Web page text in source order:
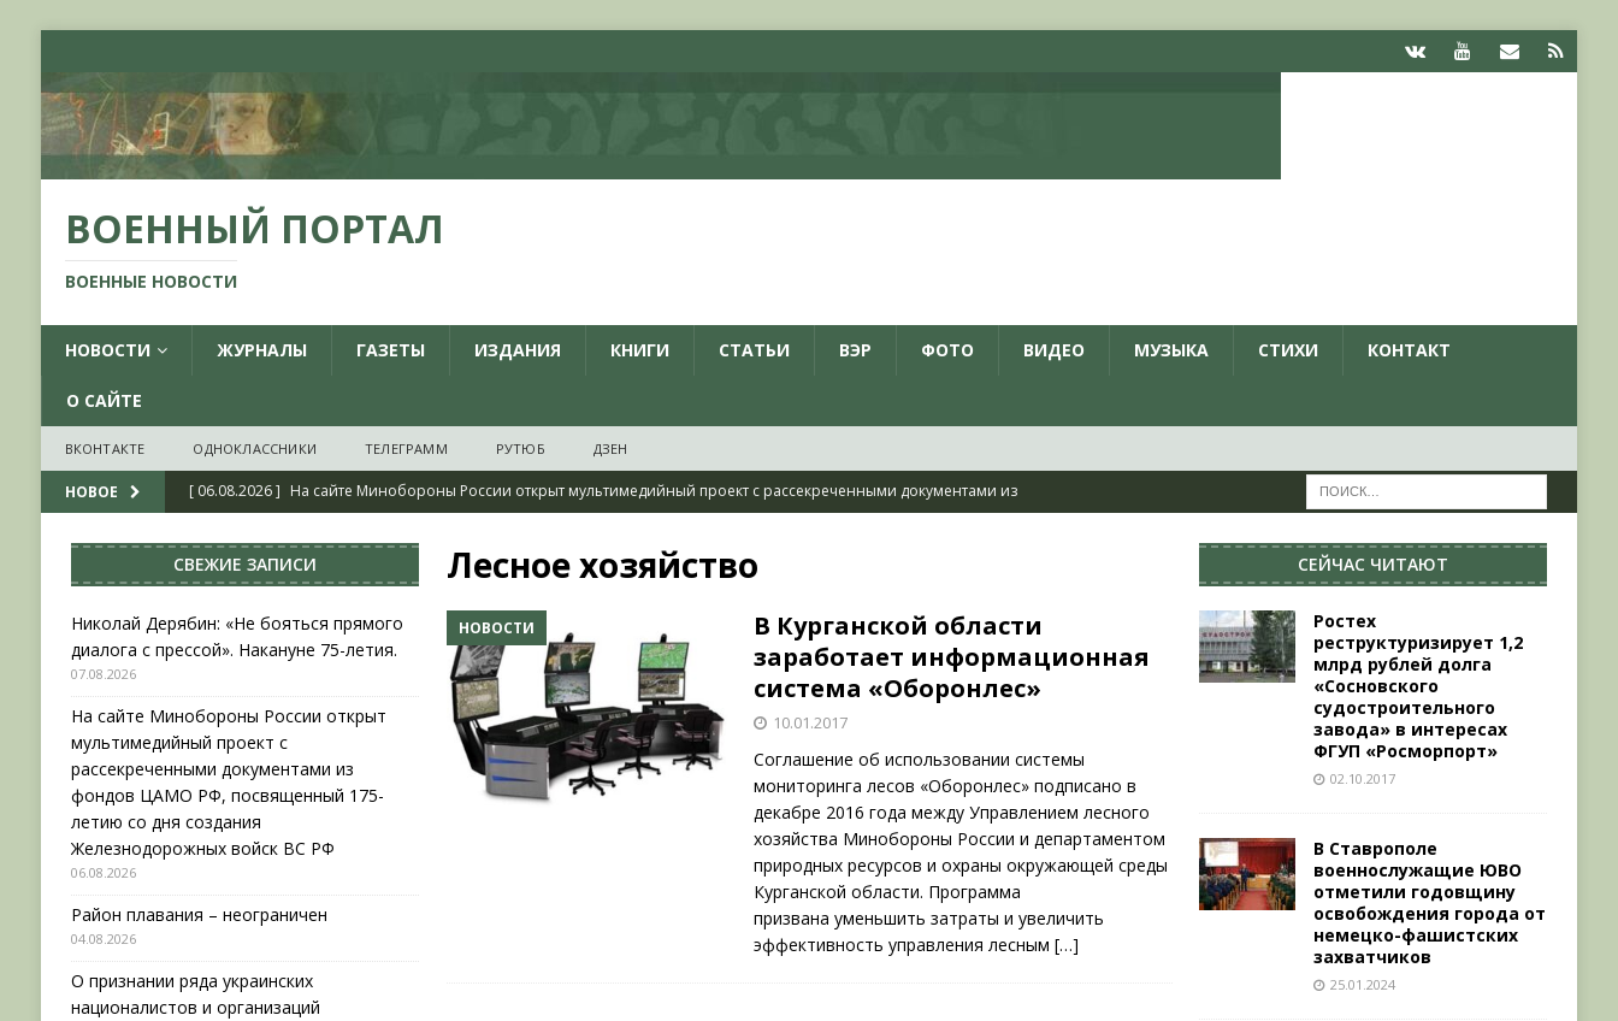
ВОЕННЫЙ ПОРТАЛ
ВОЕННЫЕ НОВОСТИ
НОВОСТИ ЖУРНАЛЫ ГАЗЕТЫ ИЗДАНИЯ КНИГИ СТАТЬИ ВЭР ФОТО ВИДЕО МУЗЫКА СТИХИ КОНТАКТ
О САЙТЕ
ВКОНТАКТЕ ОДНОКЛАССНИКИ ТЕЛЕГРАММ РУТЮБ ДЗЕН
НОВОЕ [ 06.08.2026 ] На сайте Минобороны России открыт мультимедийный проект с рассекреченными документами из
[ 04.08.2026 ] Район плавания – неограничен
КРАСНАЯ ЗВЕЗДА
[ 04.08.2026 ]
О признании ряда украинских националистов и организаций пособниками нацистской Германии
НОВОСТИ
[ 31.07.2026 ] АВГУСТ В ВОЕННОЙ ИСТОРИИ (2026)
ВОЕННО-ИСТОРИЧЕСКИЙ ЖУРНАЛ
[ 07.08.2026 ]
Николай Дерябин: «Не бояться прямого диалога с прессой». Накануне 75-летия.
Лесное хозяйство
НОВОСТИ
В Курганской области
заработает информационная
система «Оборонлес»
10.01.2017
Соглашение об использовании системы
мониторинга лесов «Оборонлес» подписано в
декабре 2016 года между Управлением лесного
хозяйства Минобороны России и департаментом
природных ресурсов и охраны окружающей среды
Курганской области. Программа
призвана уменьшить затраты и увеличить
эффективность управления лесным[…]
СВЕЖИЕ ЗАПИСИ
Николай Дерябин: «Не бояться прямого
диалога с прессой». Накануне 75-летия.
07.08.2026
На сайте Минобороны России открыт
мультимедийный проект с
рассекреченными документами из
фондов ЦАМО РФ, посвященный 175-
летию со дня создания
Железнодорожных войск ВС РФ
06.08.2026
Район плавания – неограничен
04.08.2026
О признании ряда украинских
националистов и организаций
СЕЙЧАС ЧИТАЮТ
Ростех
реструктуризирует 1,2
млрд рублей долга
«Сосновского
судостроительного
завода» в интересах
ФГУП «Росморпорт»
02.10.2017
В Ставрополе
военнослужащие ЮВО
отметили годовщину
освобождения города от
немецко-фашистских
захватчиков
25.01.2024